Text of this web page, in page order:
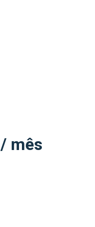
/ mês